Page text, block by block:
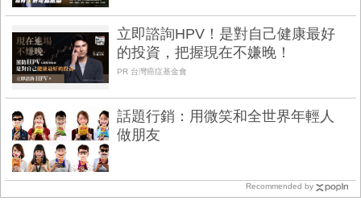
立即諮詢HPV！是對自己健康最好
的投資，把握現在不嫌晚！
PR 台灣癌症基金會
話題行銷：用微笑和全世界年輕人
做朋友
Recommended by